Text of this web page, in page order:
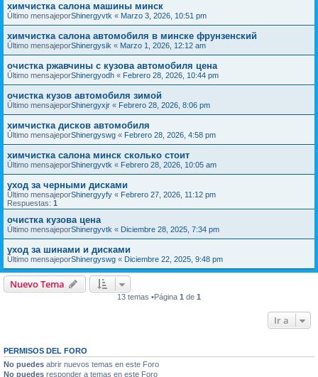
химчистка салона машины минск
Último mensajeporShinergyvtk « Marzo 3, 2026, 10:51 pm
химчистка салона автомобиля в минске фрунзенский
Último mensajeporShinergysik « Marzo 1, 2026, 12:12 am
очистка ржавчины с кузова автомобиля цена
Último mensajeporShinergyodh « Febrero 28, 2026, 10:44 pm
очистка кузов автомобиля зимой
Último mensajeporShinergyxjr « Febrero 28, 2026, 8:06 pm
химчистка дисков автомобиля
Último mensajeporShinergyswg « Febrero 28, 2026, 4:58 pm
химчистка салона минск сколько стоит
Último mensajeporShinergyvtk « Febrero 28, 2026, 10:05 am
уход за черными дисками
Último mensajeporShinergyyfy « Febrero 27, 2026, 11:12 pm
Respuestas: 1
очистка кузова цена
Último mensajeporShinergyvtk « Diciembre 28, 2025, 7:34 pm
уход за шинами и дисками
Último mensajeporShinergyswg « Diciembre 22, 2025, 9:48 pm
Nuevo Tema
13 temas •Página 1 de 1
Ir a
PERMISOS DEL FORO
No puedes abrir nuevos temas en este Foro
No puedes responder a temas en este Foro